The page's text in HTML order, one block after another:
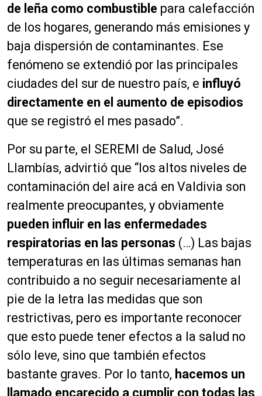
de leña como combustible para calefacción
de los hogares, generando más emisiones y
baja dispersión de contaminantes. Ese
fenómeno se extendió por las principales
ciudades del sur de nuestro país, e influyó
directamente en el aumento de episodios
que se registró el mes pasado”.
Por su parte, el SEREMI de Salud, José
Llambías, advirtió que “los altos niveles de
contaminación del aire acá en Valdivia son
realmente preocupantes, y obviamente
pueden influir en las enfermedades
respiratorias en las personas (…) Las bajas
temperaturas en las últimas semanas han
contribuido a no seguir necesariamente al
pie de la letra las medidas que son
restrictivas, pero es importante reconocer
que esto puede tener efectos a la salud no
sólo leve, sino que también efectos
bastante graves. Por lo tanto, hacemos un
llamado encarecido a cumplir con todas las